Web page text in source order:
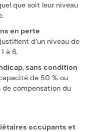
que soit leur niveau
en perte
d’un niveau de
à 6.
sans condition
de 50 % ou
de compensation du
occupants et